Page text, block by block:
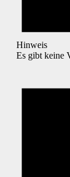
Hinweis
Es gibt keine